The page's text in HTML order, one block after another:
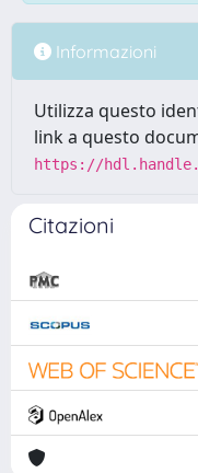
Informazioni
Utilizza questo
link a questo
https://
Citazioni